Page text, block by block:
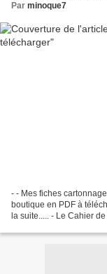
Par minoque7
- - Mes fiches
boutique en PDF à
la suite..... - Le Cahier